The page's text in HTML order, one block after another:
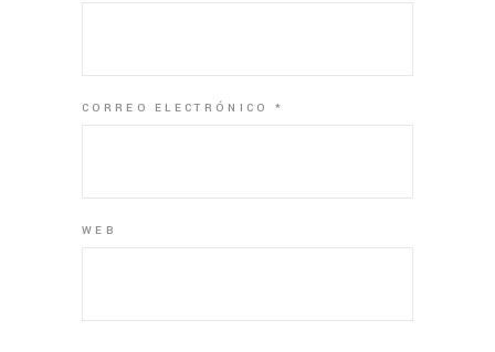
CORREO ELECTRÓNICO *
WEB